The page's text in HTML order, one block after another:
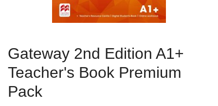
Gateway 2nd Edition A1+
Teacher's Book Premium
Pack